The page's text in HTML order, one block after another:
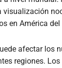
visualización
en América del
afectar los
regiones.